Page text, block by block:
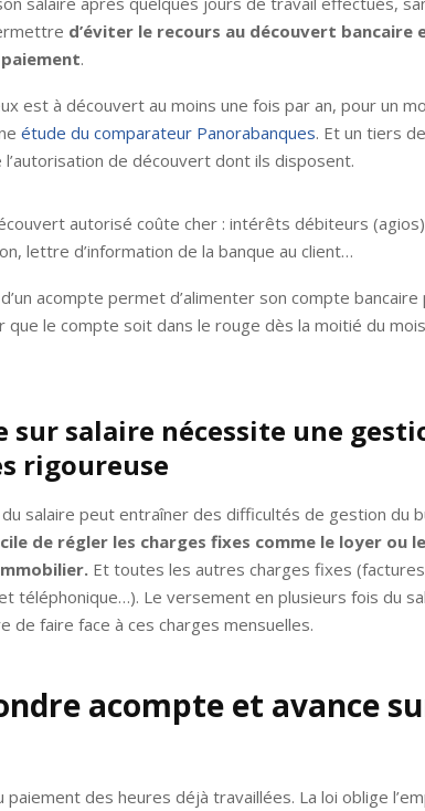
d’éviter le recours au découvert bancaire
.
est à découvert au moins une fois par an, pour un
étude du comparateur Panorabanques. Et un tiers
de découvert dont ils disposent.
autorisé coûte cher : intérêts débiteurs
lettre d’information de la banque au client…
acompte permet d’alimenter son compte bancaire
que le compte soit dans le rouge dès la moitié du
sur salaire nécessite une
rigoureuse
salaire peut entraîner des difficultés de gestion du
de régler les charges fixes comme le loyer ou
Et toutes les autres charges fixes (factures
téléphonique…). Le versement en plusieurs fois du
de faire face à ces charges mensuelles.
acompte et avance
paiement des heures déjà travaillées. La loi oblige